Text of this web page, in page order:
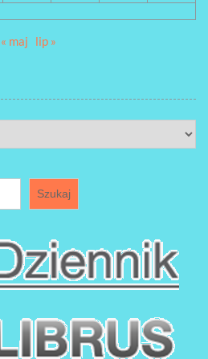
« maj lip »
Szukaj